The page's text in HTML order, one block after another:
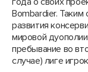
Bombardier.
развития
мировой
пребывание во
случае) лиге